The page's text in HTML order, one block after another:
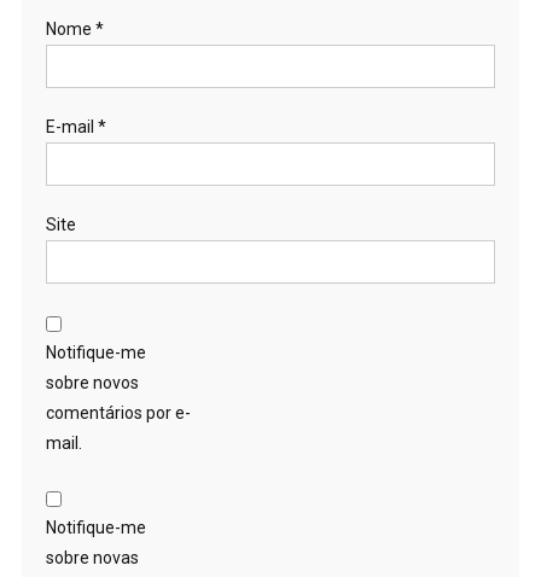
Nome *
E-mail *
Site
Notifique-me
sobre novos
comentários por e-
mail.
Notifique-me
sobre novas